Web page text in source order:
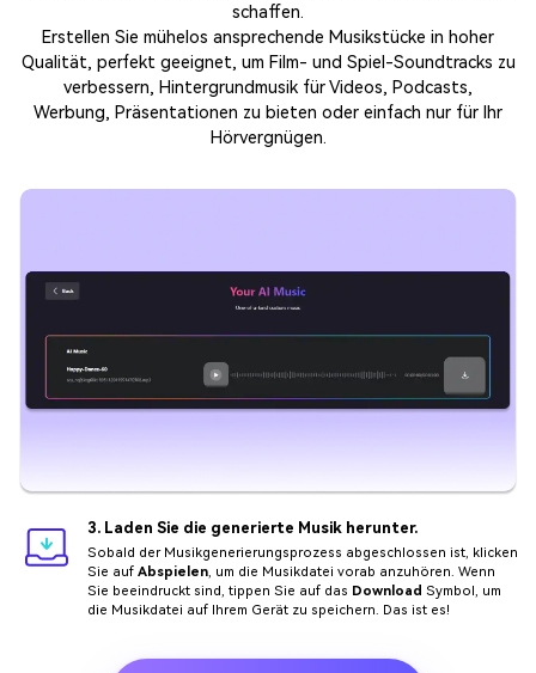
schaffen.
Erstellen Sie mühelos ansprechende Musikstücke in hoher
Qualität, perfekt geeignet, um Film- und Spiel-Soundtracks zu
verbessern, Hintergrundmusik für Videos, Podcasts,
Werbung, Präsentationen zu bieten oder einfach nur für Ihr
Hörvergnügen.
3. Laden Sie die generierte Musik herunter.
Sobald der Musikgenerierungsprozess abgeschlossen ist, klicken
Sie auf Abspielen, um die Musikdatei vorab anzuhören. Wenn
Sie beeindruckt sind, tippen Sie auf das Download Symbol, um
die Musikdatei auf Ihrem Gerät zu speichern. Das ist es!